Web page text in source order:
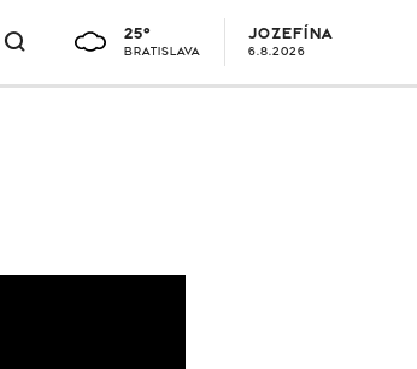
25°
BRATISLAVA
JOZEFÍNA
6.8.2026